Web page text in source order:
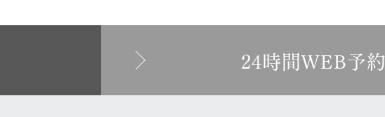
24時間WEB予約